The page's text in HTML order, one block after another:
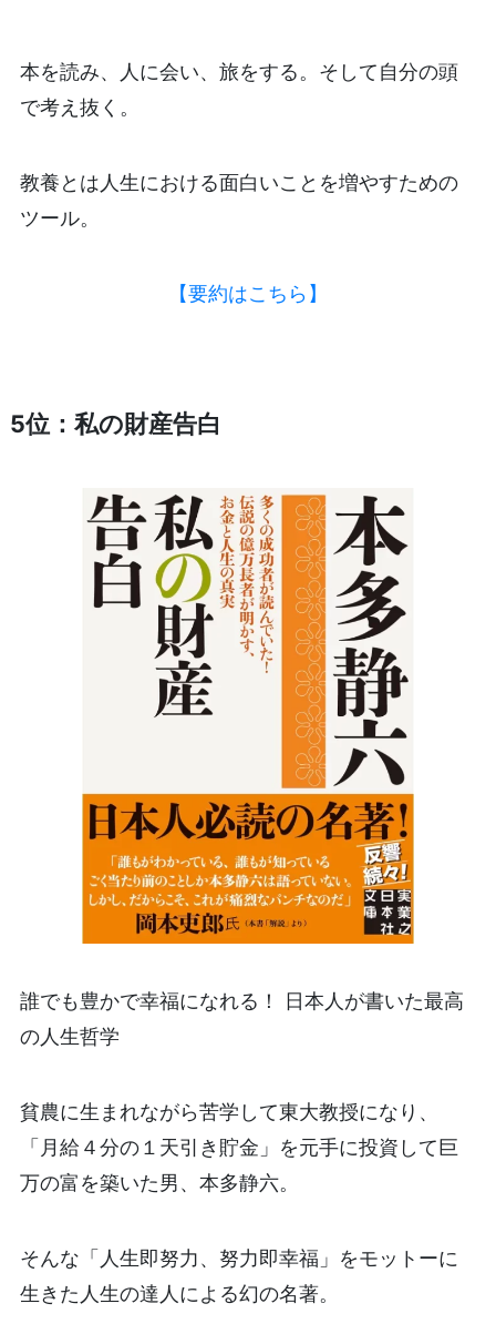
本を読み、人に会い、旅をする。そして自分の頭
で考え抜く。
教養とは人生における面白いことを増やすための
ツール。
【要約はこちら】
5位：私の財産告白
誰でも豊かで幸福になれる！ 日本人が書いた最高
の人生哲学
貧農に生まれながら苦学して東大教授になり、
「月給４分の１天引き貯金」を元手に投資して巨
万の富を築いた男、本多静六。
そんな「人生即努力、努力即幸福」をモットーに
生きた人生の達人による幻の名著。